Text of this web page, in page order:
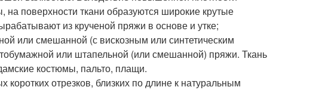
поверхности ткани образуются широкие крутые
из крученой пряжи в основе и утке;
или смешанной (с вискозным или синтетическим
или штапельной (или смешанной) пряжи. Ткань
костюмы, пальто, плащи.
отрезков, близких по длине к натуральным